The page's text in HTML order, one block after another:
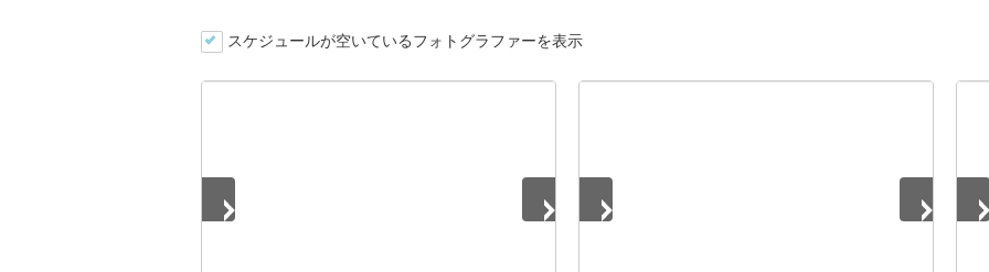
スケジュールが空いているフォトグラファーを表示